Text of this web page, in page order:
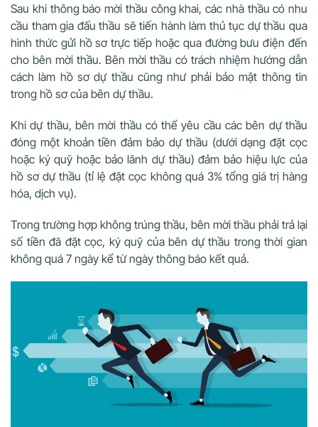
Sau khi thông báo mời thầu công khai, các nhà thầu có nhu
cầu tham gia đấu thầu sẽ tiến hành làm thủ tục dự thầu qua
hình thức gửi hồ sơ trực tiếp hoặc qua đường bưu điện đến
cho bên mời thầu. Bên mời thầu có trách nhiệm hướng dẫn
cách làm hồ sơ dự thầu cũng như phải bảo mật thông tin
trong hồ sơ của bên dự thầu.
Khi dự thầu, bên mời thầu có thể yêu cầu các bên dự thầu
đóng một khoản tiền đảm bảo dự thầu (dưới dạng đặt cọc
hoặc ký quỹ hoặc bảo lãnh dự thầu) đảm bảo hiệu lực của
hồ sơ dự thầu (tỉ lệ đặt cọc không quá 3% tổng giá trị hàng
hóa, dịch vụ).
Trong trường hợp không trúng thầu, bên mời thầu phải trả lại
số tiền đã đặt cọc, ký quỹ của bên dự thầu trong thời gian
không quá 7 ngày kể từ ngày thông báo kết quả.